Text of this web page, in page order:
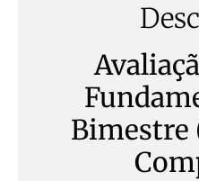
Bimestre